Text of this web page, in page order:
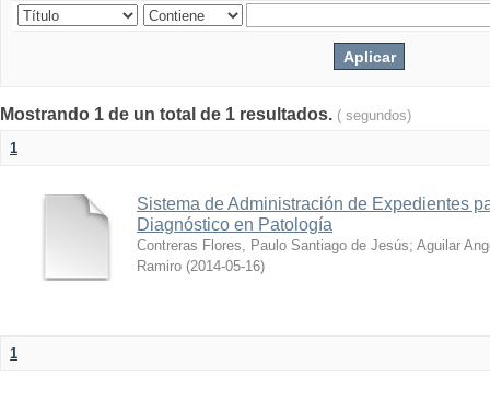
Mostrando 1 de un total de 1 resultados. ( segundos)
1
Sistema de Administración de Expedientes
Diagnóstico en Patología
Contreras Flores, Paulo Santiago de Jesús; Aguilar
Ramiro (2014-05-16)
1